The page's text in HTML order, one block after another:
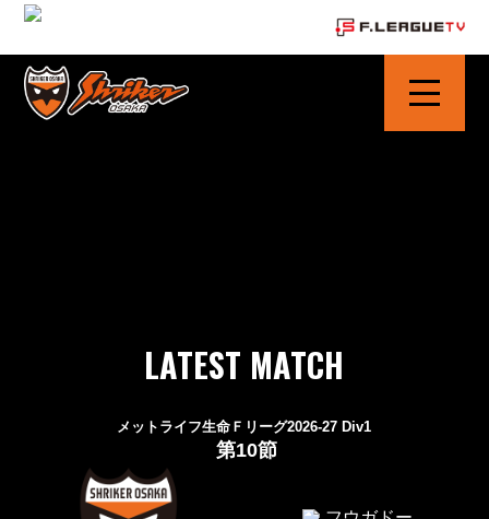
LATEST MATCH
メットライフ生命Ｆリーグ2026-27 Div1
第10節